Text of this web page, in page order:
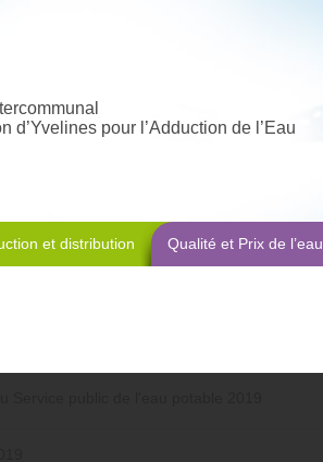
d’Yvelines pour l’Adduction de l’Eau
et distribution Qualité et Prix de l’eau